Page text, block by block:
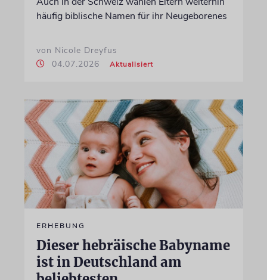
häufig biblische Namen für ihr Neugeborenes
von Nicole Dreyfus
04.07.2026
Aktualisiert
ERHEBUNG
Dieser hebräische Babyname
ist in Deutschland am